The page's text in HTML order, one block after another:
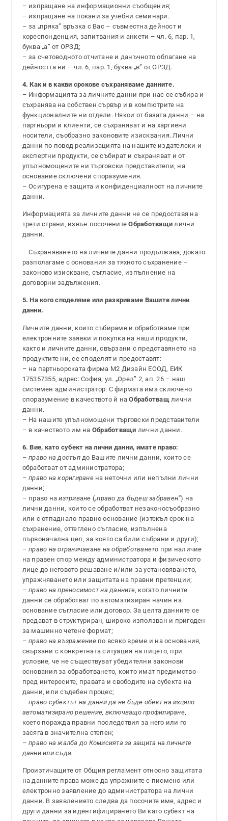
– изпращане на информационни съобщения;
– изпращане на покани за учебни семинари.
– за „пряка” връзка с Вас – съвместна дейност и
кореспонденция, запитвания и анкети – чл. 6, пар. 1,
буква „а” от ОРЗД;
– за счетоводното отчитане и данъчното облагане на
дейността ни – чл. 6, пар. 1, буква „в” от ОРЗД.
4. Как и в какви срокове съхраняваме данните.
– Информацията за личните данни при нас се събира и
съхранява на собствен сървър и в компютрите на
функционалните ни отдели. Някои от базата данни – на
партньори и клиенти, се съхраняват и на хартиени
носители, съобразно законовите изисквания. Лични
данни по повод реализацията на нашите издателски и
експертни продукти, се събират и съхраняват и от
упълномощените ни търговски представители, на
основание сключени споразумения.
– Осигурена е защита и конфиденциалност на личните
данни.
Информацията за личните данни не се предоставя на
трети страни, извън посоченитеОбработващи лични
данни.
– Съхраняването на личните данни продължава, докато
разполагаме с основания за тяхното съхранение –
законово изискване, съгласие, изпълнение на
договорни задължения.
5. На кого споделяме или разкриваме Вашите лични
данни.
Личните данни, които събираме и обработваме при
електронните заявки и покупка на наши продукти,
както и личните данни, свързани с представянето на
продуктите ни, се споделят и предоставят:
– на партньорската фирма М2 Дизайн ЕООД, ЕИК
175357355, адрес: София, ул. „Орел” 2, ап. 26 – наш
системен администратор. С фирмата има сключено
споразумение в качеството й наОбработващлични
данни.
– На нашите упълномощени търговски представители
– в качеството им на Обработващи лични данни.
6. Вие, като субект на лични данни, имате право:
–право на достъп до Вашите лични данни, които се
обработват от администратора;
–право на коригиране на неточни или непълни лични
данни;
– право наизтриване („право да бъдеш забравен“) на
лични данни, които се обработват незаконосъобразно
или с отпаднало правно основание (изтекъл срок на
съхранение, оттеглено съгласие, изпълнена
първоначална цел, за която са били събрани и други);
–право на ограничаване на обработването при наличие
на правен спор между администратора и физическото
лице до неговото решаване и/или за установяването,
упражняването или защитата на правни претенции;
–право на преносимост на данните, когато личните
данни се обработват по автоматизиран начин на
основание съгласие или договор. За целта данните се
предават в структуриран, широко използван и пригоден
за машинно четене формат;
–право на възражениепо всяко време и на основания,
свързани с конкретната ситуация на лицето, при
условие, че не съществуват убедителни законови
основания за обработването, които имат предимство
пред интересите, правата и свободите на субекта на
данни, или съдебен процес;
–право субектът на данни да не бъде обект на изцяло
автоматизирано решение, включващо профилиране,
което поражда правни последствия за него или го
засяга в значителна степен;
–право на жалба до Комисията за защита на личните
данни или съда.
Произтичащите от Общия регламент относно защитата
на данните права може да упражните с писмено или
електронно заявление до администратора на лични
данни. В заявлението следва да посочите име, адрес и
други данни за идентифицирането Ви като субект на